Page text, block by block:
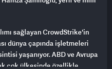
sağlayan CrowdStrike'in
dünya çapında işletmeleri
yaşanıyor. ABD ve Avrupa
çok ülkesinde özellikle